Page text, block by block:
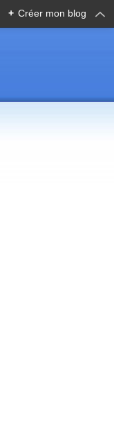
+ Créer mon blog